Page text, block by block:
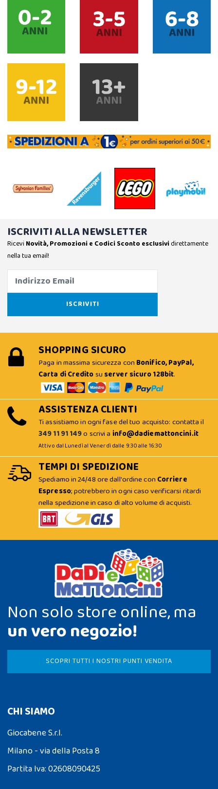
ISCRIVITI ALLA NEWSLETTER
Ricevi Novità, Promozioni e Codici Sconto esclusividirettamente
nella tua email!
SHOPPING SICURO
Paga in massima sicurezza con Bonifico, PayPal,
Carta di Creditosu server sicuro 128bit.
ASSISTENZA CLIENTI
Ti assistiamo in ogni fase del tuo acquisto: contatta il
349 11 91 149o scrivi a info@dadiemattoncini.it
Attivo dal Lunedì al Venerdì dalle 9:30 alle 16:30
TEMPI DI SPEDIZIONE
Spediamo in 24/48 ore dall'ordine con Corriere
Espresso; potrebbero in ogni caso verificarsi ritardi
nella spedizione in caso di alto volume di acquisti.
Non solo store online, ma
un vero negozio!
SCOPRI TUTTI I NOSTRI PUNTI VENDITA
CHI SIAMO
Giocabene S.r.l.
Milano - via della Posta 8
Partita Iva: 02608090425